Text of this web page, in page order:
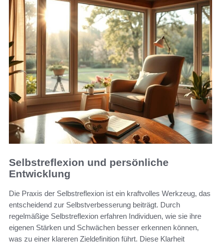
Selbstreflexion und persönliche
Entwicklung
Die Praxis der Selbstreflexion ist ein kraftvolles Werkzeug, das
entscheidend zur Selbstverbesserung beiträgt. Durch
regelmäßige Selbstreflexion erfahren Individuen, wie sie ihre
eigenen Stärken und Schwächen besser erkennen können,
was zu einer klareren Zieldefinition führt. Diese Klarheit